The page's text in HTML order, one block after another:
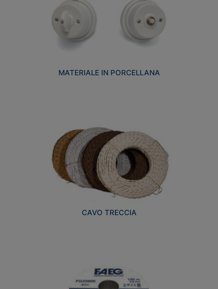
MATERIALE IN PORCELLANA
CAVO TRECCIA